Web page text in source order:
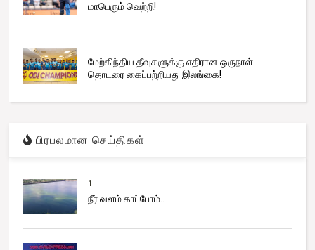
மாபெரும் வெற்றி!
மேற்கிந்திய தீவுகளுக்கு எதிரான ஒருநாள்
தொடரை கைப்பற்றியது இலங்கை!
பிரபலமான செய்திகள்
1
நீர் வளம் காப்போம்..